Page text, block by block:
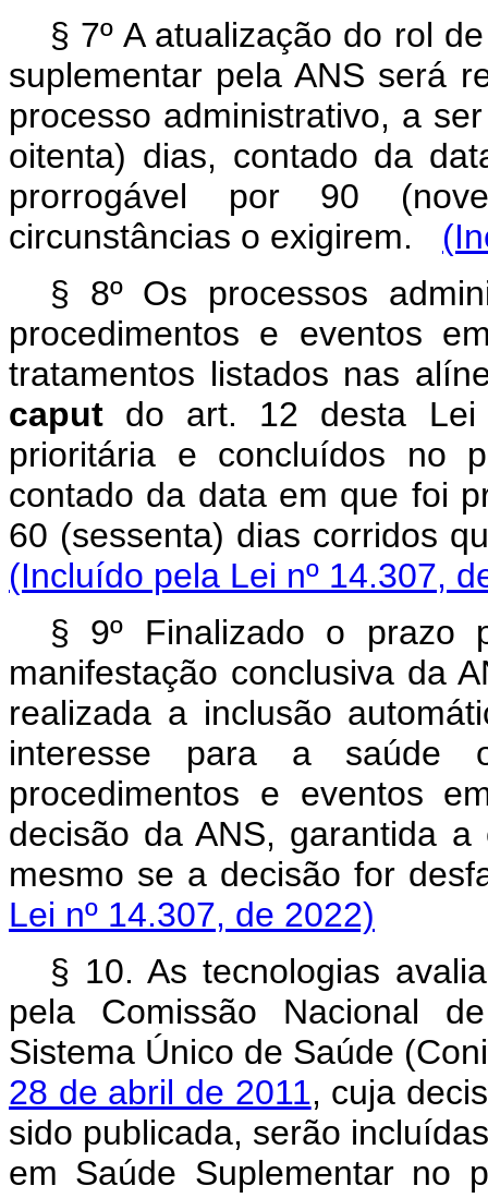
§ 7º A atualização do rol
suplementar pela ANS será
processo administrativo, a
oitenta) dias, contado da
prorrogável por 90
circunstâncias o exigirem.
§ 8º Os processos
procedimentos e eventos
tratamentos listados nas
caput do art. 12 desta Lei
prioritária e concluídos no
contado da data em que foi
60 (sessenta) dias corridos
(Incluído pela Lei nº 14.307,
§ 9º Finalizado o prazo
manifestação conclusiva da
realizada a inclusão
interesse para a saúde
procedimentos e eventos
decisão da ANS, garantida
mesmo se a decisão for
Lei nº 14.307, de 2022)
§ 10. As tecnologias
pela Comissão Nacional
Sistema Único de Saúde
28 de abril de 2011, cuja
sido publicada, serão
em Saúde Suplementar no